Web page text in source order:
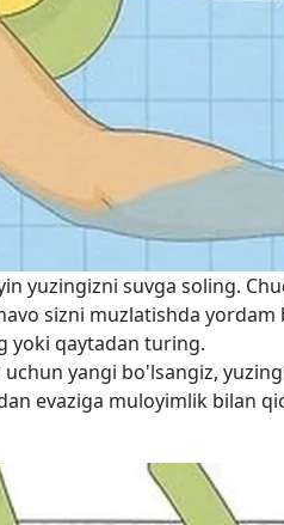
yuzingizni suvga soling.
sizni muzlatishda
yoki qaytadan turing.
uchun yangi bo'lsangiz,
evaziga muloyimlik bilan